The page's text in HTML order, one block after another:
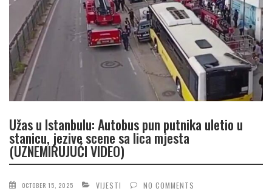
Užas u Istanbulu: Autobus pun putnika uletio u
stanicu, jezive scene sa lica mjesta
(UZNEMIRUJUĆI VIDEO)
OCTOBER 15, 2025 VIJESTI NO COMMENTS